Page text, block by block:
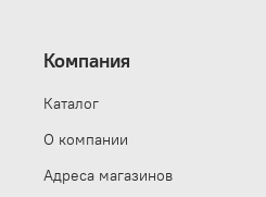
Компания
Каталог
О компании
Адреса магазинов